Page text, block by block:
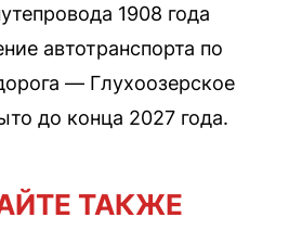
1908 года
автотранспорта по
— Глухоозерское
до конца 2027 года.
ТАКЖЕ